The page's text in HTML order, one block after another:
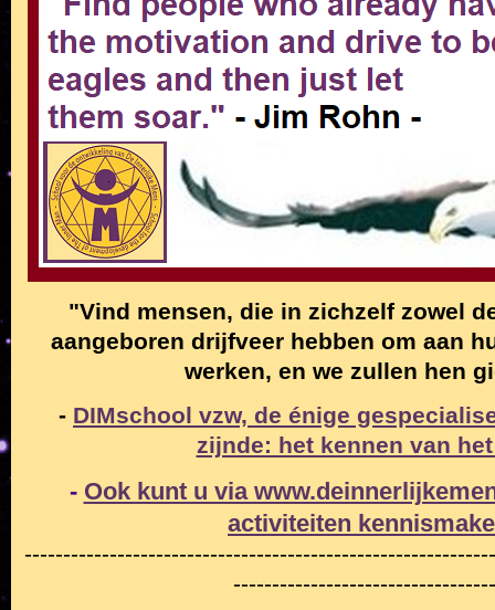
"Vind mensen, die in zichzelf zowel
aangeboren drijfveer hebben om aan
werken, en we zullen hen
- DIMschool vzw, de énige
zijnde: het kennen van
- Ook kunt u via
activiteiten